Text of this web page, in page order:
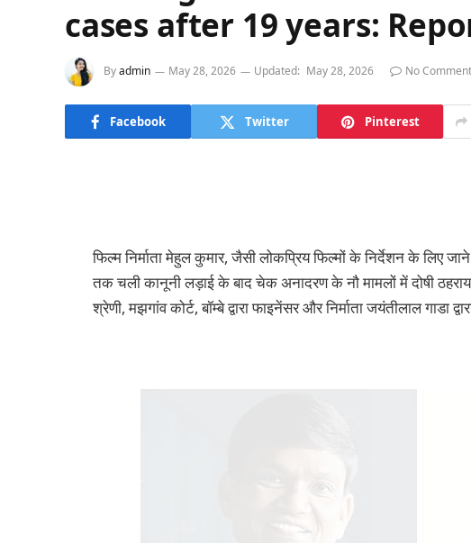
cases after 19 years:
Byadmin May 28, 2026 Updated: May 28, 2026 No
Facebook Twitter Pinterest
फिल्म निर्माता मेहुल कुमार, जैसी लोकप्रिय फिल्मों के निर्देशन के लिए
तक चली कानूनी लड़ाई के बाद चेक अनादरण के नौ मामलों में दोषी
श्रेणी, मझगांव कोर्ट, बॉम्बे द्वारा फाइनेंसर और निर्माता जयंतीलाल गाडा